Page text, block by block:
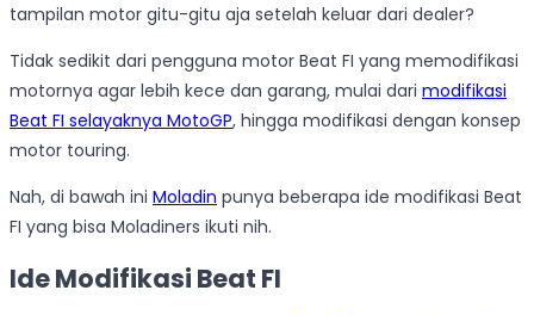
tampilan motor gitu-gitu aja setelah keluar dari dealer?
Tidak sedikit dari pengguna motor Beat FI yang memodifikasi
motornya agar lebih kece dan garang, mulai dari modifikasi
Beat FI selayaknya MotoGP, hingga modifikasi dengan konsep
motor touring.
Nah, di bawah ini Moladin punya beberapa ide modifikasi Beat
FI yang bisa Moladiners ikuti nih.
Ide Modifikasi Beat FI